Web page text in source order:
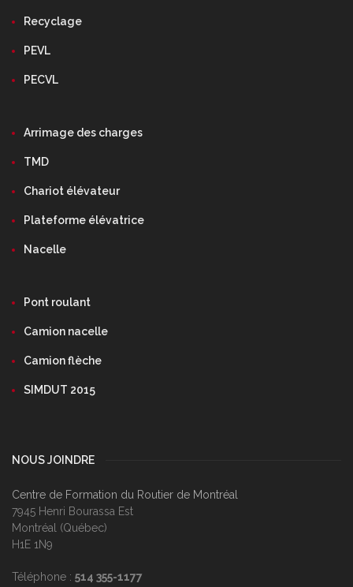
Recyclage
PEVL
PECVL
Arrimage des charges
TMD
Chariot élévateur
Plateforme élévatrice
Nacelle
Pont roulant
Camion nacelle
Camion flèche
SIMDUT 2015
NOUS JOINDRE
Centre de Formation du Routier de Montréal
7945 Henri Bourassa Est
Montréal (Québec)
H1E 1N9
Téléphone : 514 355-1177